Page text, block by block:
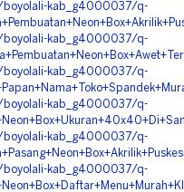
boyolali-kab_g4000037/q-
boyolali-kab_g4000037/q-
boyolali-kab_g4000037/q-
boyolali-kab_g4000037/q-
boyolali-kab_g4000037/q-
boyolali-kab_g4000037/q-